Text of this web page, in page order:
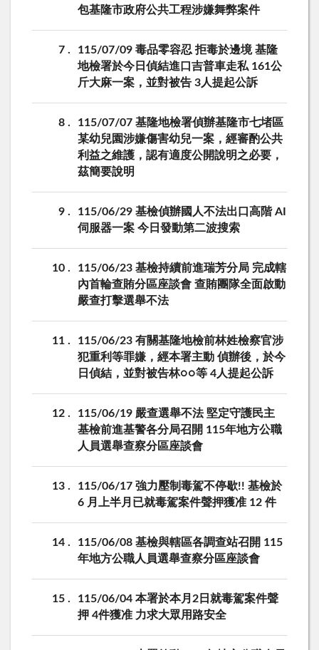
包基隆市政府公共工程涉嫌舞弊案件
7
115/07/09 毒品零容忍 拒毒於邊境 基隆
地檢署於今日偵結進口吉普車走私 161公
斤大麻一案，並對被告 3人提起公訴
8
115/07/07 基隆地檢署偵辦基隆市七堵區
某幼兒園涉嫌傷害幼兒一案，經審酌公共
利益之維護，認有適度公開說明之必要，
茲簡要說明
9
115/06/29 基檢偵辦國人不法出口高階 AI
伺服器一案 今日發動第二波搜索
10
115/06/23 基檢持續前進瑞芳分局 完成轄
內首輪查賄分區座談會 查賄團隊全面啟動
嚴查打擊選舉不法
11
115/06/23 有關基隆地檢前林姓檢察官涉
犯重利等罪嫌，經本署主動 偵辦後，於今
日偵結，並對被告林○○等 4人提起公訴
12
115/06/19 嚴查選舉不法 堅定守護民主
基檢前進基警各分局召開 115年地方公職
人員選舉查察分區座談會
13
115/06/17 強力壓制毒駕不停歇!! 基檢於
6 月上半月已就毒駕案件聲押獲准 12 件
14
115/06/08 基檢與轄區各調查站召開 115
年地方公職人員選舉查察分區座談會
15
115/06/04 本署於本月2日就毒駕案件聲
押 4件獲准 力求大眾用路安全